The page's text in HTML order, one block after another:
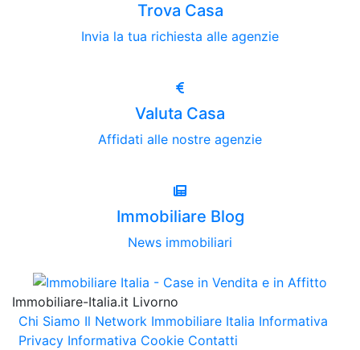
Trova Casa
Invia la tua richiesta alle agenzie
Valuta Casa
Affidati alle nostre agenzie
Immobiliare Blog
News immobiliari
Immobiliare-Italia.it Livorno
Chi Siamo Il Network Immobiliare Italia Informativa
Privacy Informativa Cookie Contatti